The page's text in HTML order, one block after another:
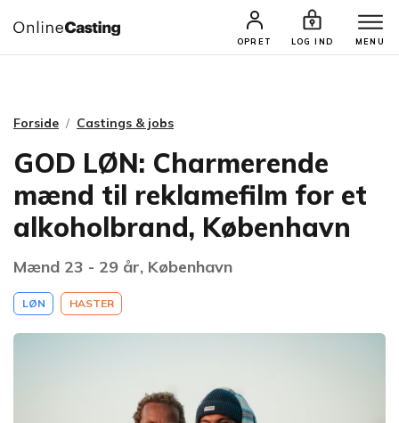
OPRET LOG IND MENU
CASTINGS & JOBS SØG PROFIL
Forside Castings & jobs
GOD LØN: Charmerende
mænd til reklamefilm for et
alkoholbrand, København
Mænd 23 - 29 år, København
LØN HASTER